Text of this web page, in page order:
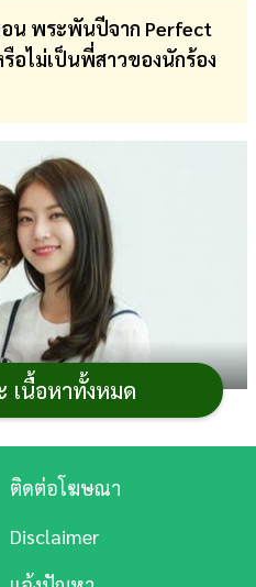
พระพันปีจาก Perfect
อไม่เป็นพี่สาวของนักร้อง
เนื้อหาทั้งหมด
ติดต่อโฆษณา
Disclaimer